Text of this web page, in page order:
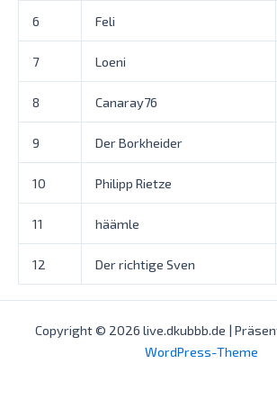
6 Feli
7 Loeni
8 Canaray76
9 Der Borkheider
10 Philipp Rietze
11 häämle
12 Der richtige Sven
Copyright © 2026 live.dkubbb.de |
WordPress-Theme